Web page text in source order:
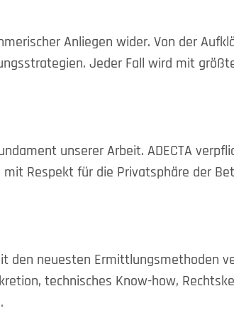
Anliegen wider. Von der
Jeder Fall wird mit
unserer Arbeit. ADECTA
Respekt für die Privatsphäre der
den neuesten Ermittlungsmethoden
technisches Know-how,